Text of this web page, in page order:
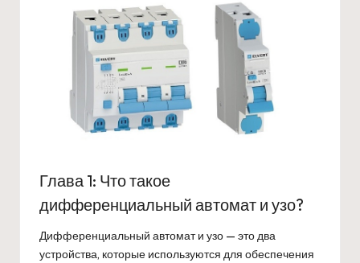
Глава 1: Что такое
дифференциальный автомат и узо?
Дифференциальный автомат и узо — это два
устройства, которые используются для обеспечения